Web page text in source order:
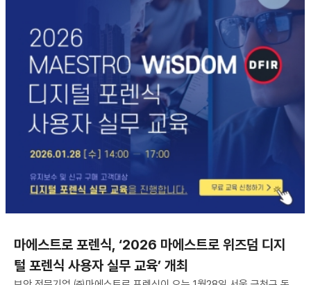
마에스트로 포렌식, ‘2026 마에스트로 위즈덤 디지
털 포렌식 사용자 실무 교육’ 개최